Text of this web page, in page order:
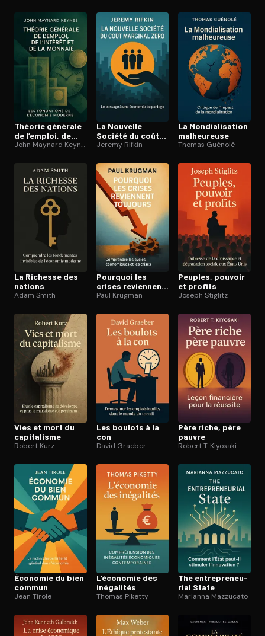
Théorie générale
de l’emploi, de
l’intérêt et de la John Maynard Keynes
La Nouvelle
Société du coût
marginal zéro
Jeremy Rifkin
La Mon­dia­li­sa­tion
malheureuse
Thomas Guénolé
La Richesse des
nations
Adam Smith
Pourquoi les
crises reviennent
toujours
Paul Krugman
Peuples, pouvoir
et profits
Joseph Stiglitz
Vies et mort du
capitalisme
Robert Kurz
Les boulots à la
con
David Graeber
Père riche, père
pauvre
Robert T. Kiyosaki
Économie du bien
commun
Jean Tirole
L’économie des
inégalités
Thomas Piketty
The en­tre­pre­neu­
rial State
Marianna Mazzucato